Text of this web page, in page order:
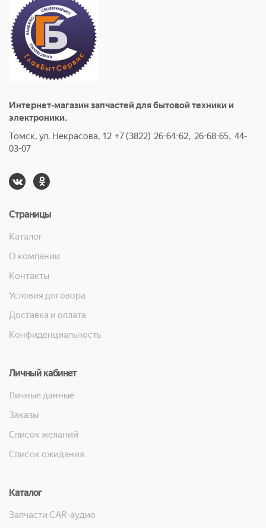
Интернет-магазин запчастей для бытовой техники и
электроники.
Томск, ул. Некрасова, 12 +7 (3822) 26-64-62, 26-68-65, 44-
03-07
Страницы
Каталог
О компании
Контакты
Условия договора
Доставка и оплата
Конфиденциальность
Личный кабинет
Личные данные
Заказы
Список желаний
Список ожидания
Каталог
Запчасти CAR-аудио